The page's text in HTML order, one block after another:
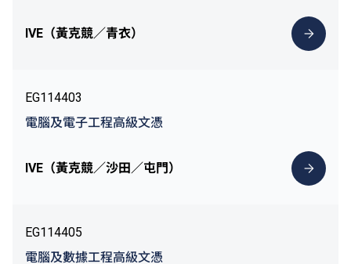
IVE（黃克競／青衣）
EG114403
電腦及電子工程高級文憑
IVE（黃克競／沙田／屯門）
EG114405
電腦及數據工程高級文憑